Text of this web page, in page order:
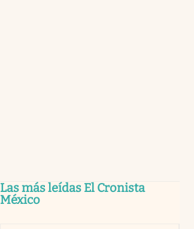
Las más leídas El Cronista
México